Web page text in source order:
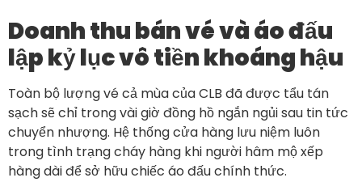
Doanh thu bán vé và áo đấu
lập kỷ lục vô tiền khoáng hậu
Toàn bộ lượng vé cả mùa của CLB đã được tẩu tán
sạch sẽ chỉ trong vài giờ đồng hồ ngắn ngủi sau tin tức
chuyển nhượng. Hệ thống cửa hàng lưu niệm luôn
trong tình trạng cháy hàng khi người hâm mộ xếp
hàng dài để sở hữu chiếc áo đấu chính thức.